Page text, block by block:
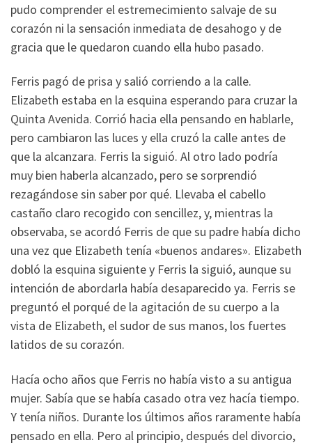
pudo comprender el estremecimiento salvaje de su
corazón ni la sensación inmediata de desahogo y de
gracia que le quedaron cuando ella hubo pasado.
Ferris pagó de prisa y salió corriendo a la calle.
Elizabeth estaba en la esquina esperando para cruzar la
Quinta Avenida. Corrió hacia ella pensando en hablarle,
pero cambiaron las luces y ella cruzó la calle antes de
que la alcanzara. Ferris la siguió. Al otro lado podría
muy bien haberla alcanzado, pero se sorprendió
rezagándose sin saber por qué. Llevaba el cabello
castaño claro recogido con sencillez, y, mientras la
observaba, se acordó Ferris de que su padre había dicho
una vez que Elizabeth tenía «buenos andares». Elizabeth
dobló la esquina siguiente y Ferris la siguió, aunque su
intención de abordarla había desaparecido ya. Ferris se
preguntó el porqué de la agitación de su cuerpo a la
vista de Elizabeth, el sudor de sus manos, los fuertes
latidos de su corazón.
Hacía ocho años que Ferris no había visto a su antigua
mujer. Sabía que se había casado otra vez hacía tiempo.
Y tenía niños. Durante los últimos años raramente había
pensado en ella. Pero al principio, después del divorcio,